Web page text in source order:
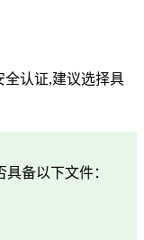
全认证,建议选择具
备以下文件：